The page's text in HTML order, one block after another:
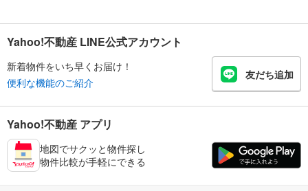
Yahoo!不動産 LINE公式アカウント
新着物件をいち早くお届け！
便利な機能のご紹介
友だち追加
Yahoo!不動産 アプリ
地図でサクッと物件探し
物件比較が手軽にできる